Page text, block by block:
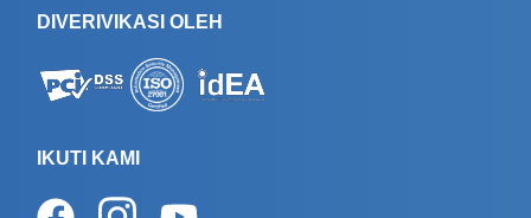
DIVERIVIKASI OLEH
IKUTI KAMI